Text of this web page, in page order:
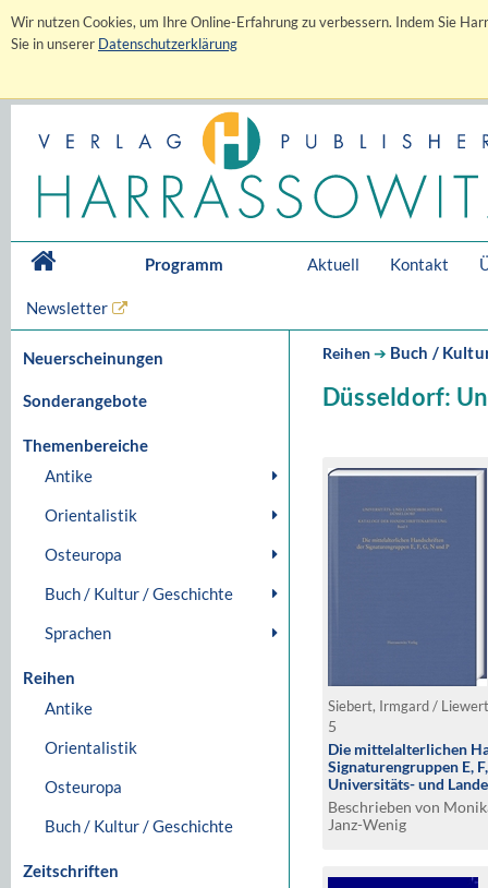
Wir nutzen Cookies, um Ihre Online-Erfahrung zu verbessern. Indem Sie
Sie in unserer Datenschutzerklärung
Programm Aktuell Kontakt
Newsletter
Neuerscheinungen
Sonderangebote
Themenbereiche
Antike
Orientalistik
Osteuropa
Buch / Kultur / Geschichte
Sprachen
Reihen
Antike
Orientalistik
Osteuropa
Buch / Kultur / Geschichte
Zeitschriften
Reihen➔ Buch /
Düsseldorf:
Siebert, Irmgard /
5
Die mittelalterlichen
Signaturengruppen E,
Universitäts- und
Beschrieben von
Janz-Wenig